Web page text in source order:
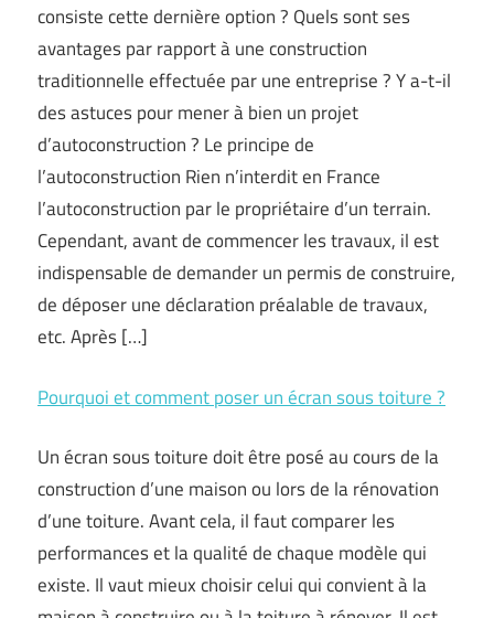
consiste cette dernière option ? Quels sont ses
avantages par rapport à une construction
traditionnelle effectuée par une entreprise ? Y a-t-il
des astuces pour mener à bien un projet
d’autoconstruction ? Le principe de
l’autoconstruction Rien n’interdit en France
l’autoconstruction par le propriétaire d’un terrain.
Cependant, avant de commencer les travaux, il est
indispensable de demander un permis de construire,
de déposer une déclaration préalable de travaux,
etc. Après […]
Pourquoi et comment poser un écran sous toiture ?
Un écran sous toiture doit être posé au cours de la
construction d’une maison ou lors de la rénovation
d’une toiture. Avant cela, il faut comparer les
performances et la qualité de chaque modèle qui
existe. Il vaut mieux choisir celui qui convient à la